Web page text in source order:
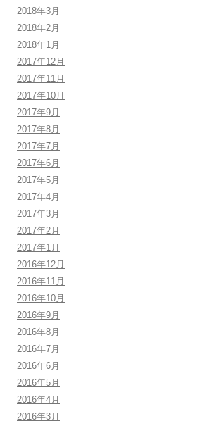
2018年3月
2018年2月
2018年1月
2017年12月
2017年11月
2017年10月
2017年9月
2017年8月
2017年7月
2017年6月
2017年5月
2017年4月
2017年3月
2017年2月
2017年1月
2016年12月
2016年11月
2016年10月
2016年9月
2016年8月
2016年7月
2016年6月
2016年5月
2016年4月
2016年3月